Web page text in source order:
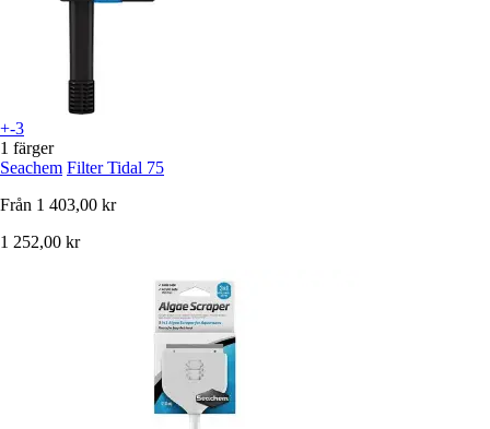
+-3
1 färger
Seachem Filter Tidal 75
Från 1 403,00 kr
1 252,00 kr